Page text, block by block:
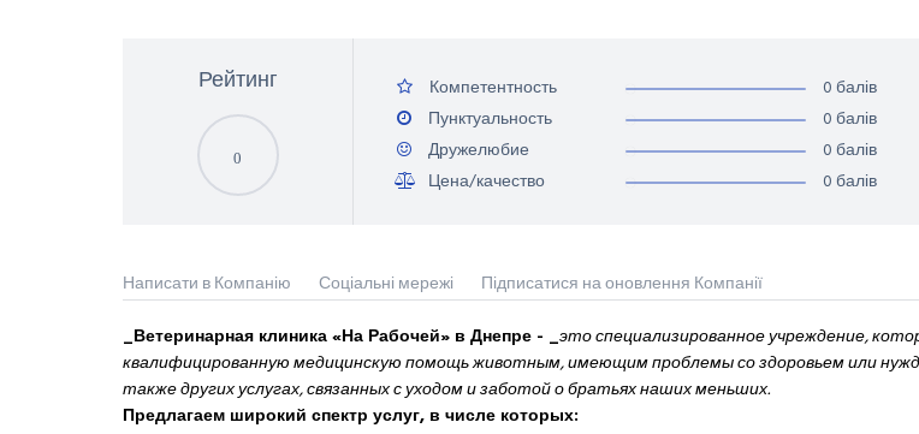
Рейтинг
0
Компетентность
0 балів
Пунктуальность
0 балів
Дружелюбие
0 балів
Цена/качество
0 балів
Написати в Компанію Соціальні мережі Підписатися на оновлення Компанії
_Ветеринарная клиника «На Рабочей» в Днепре - _это специализированное учреждение,
квалифицированную медицинскую помощь животным, имеющим проблемы со здоровьем или
также других услугах, связанных с уходом и заботой о братьях наших меньших.
Предлагаем широкий спектр услуг, в числе которых: